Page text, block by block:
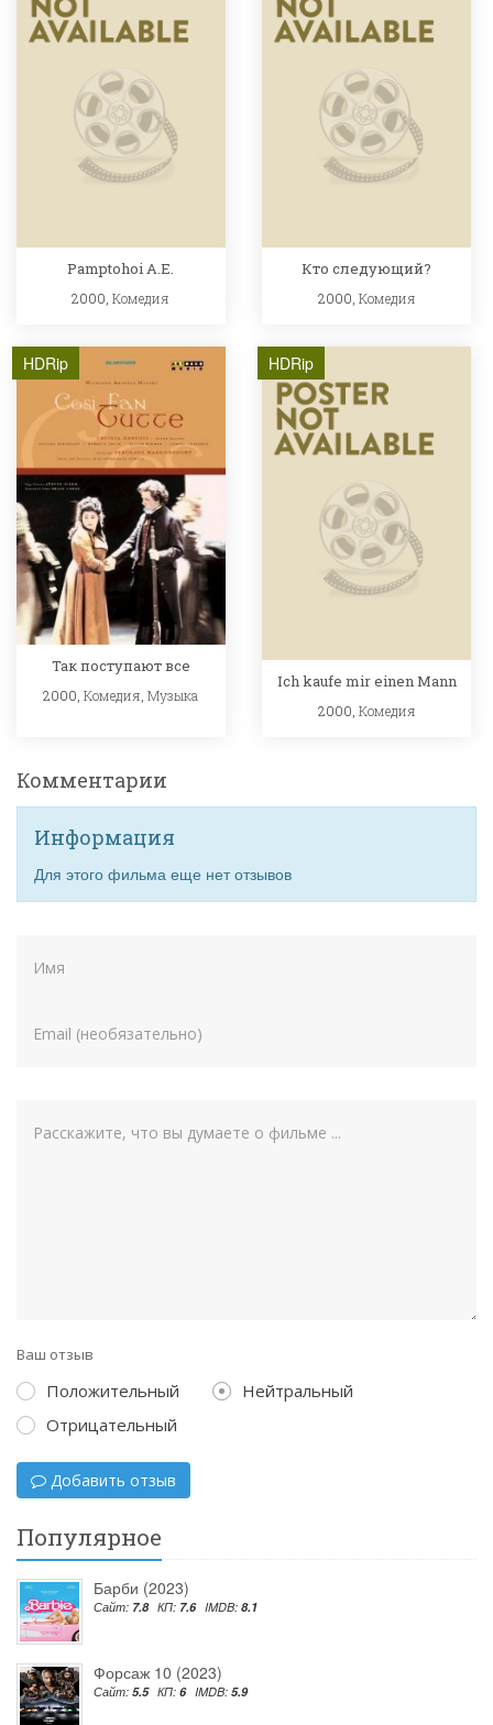
Pamptohoi A.E.
2000,Комедия
Кто следующий?
2000, Комедия
HDRip
Так поступают все
2000,Комедия ,Музыка
HDRip
Ich kaufe mir einen Mann
2000, Комедия
Комментарии
Информация
Для этого фильма еще нет отзывов
Ваш отзыв
Положительный
Нейтральный
Отрицательный
Добавить отзыв
Популярное
Барби (2023)
Сайт: 7.8 КП: 7.6 IMDB: 8.1
Форсаж 10 (2023)
Сайт: 5.5 КП: 6 IMDB: 5.9